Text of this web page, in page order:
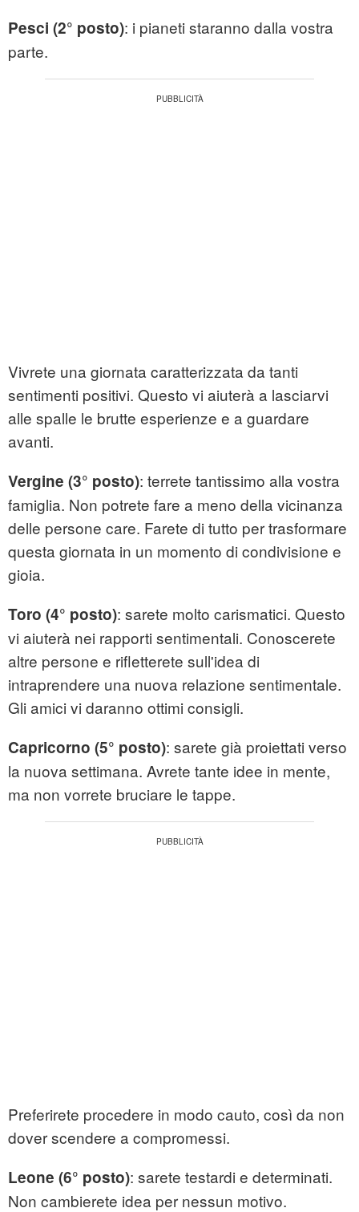
Pesci (2° posto): i pianeti staranno dalla vostra
parte.
Vivrete una giornata caratterizzata da tanti
sentimenti positivi. Questo vi aiuterà a lasciarvi
alle spalle le brutte esperienze e a guardare
avanti.
Vergine (3° posto): terrete tantissimo alla vostra
famiglia. Non potrete fare a meno della vicinanza
delle persone care. Farete di tutto per trasformare
questa giornata in un momento di condivisione e
gioia.
Toro (4° posto): sarete molto carismatici. Questo
vi aiuterà nei rapporti sentimentali. Conoscerete
altre persone e rifletterete sull'idea di
intraprendere una nuova relazione sentimentale.
Gli amici vi daranno ottimi consigli.
Capricorno (5° posto): sarete già proiettati verso
la nuova settimana. Avrete tante idee in mente,
ma non vorrete bruciare le tappe.
Preferirete procedere in modo cauto, così da non
dover scendere a compromessi.
Leone (6° posto): sarete testardi e determinati.
Non cambierete idea per nessun motivo.